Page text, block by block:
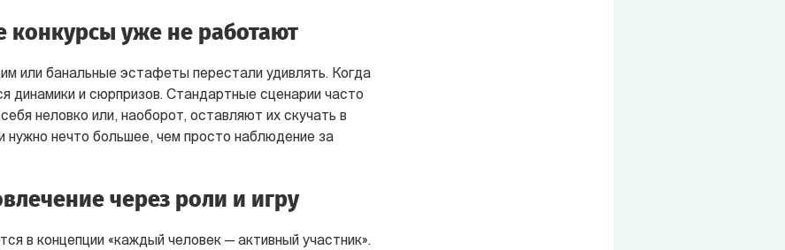
конкурсы уже не работают
или банальные эстафеты перестали удивлять. Когда
динамики и сюрпризов. Стандартные сценарии часто
неловко или, наоборот, оставляют их скучать в
нужно нечто большее, чем просто наблюдение за
через роли и игру
в концепции «каждый человек — активный участник».